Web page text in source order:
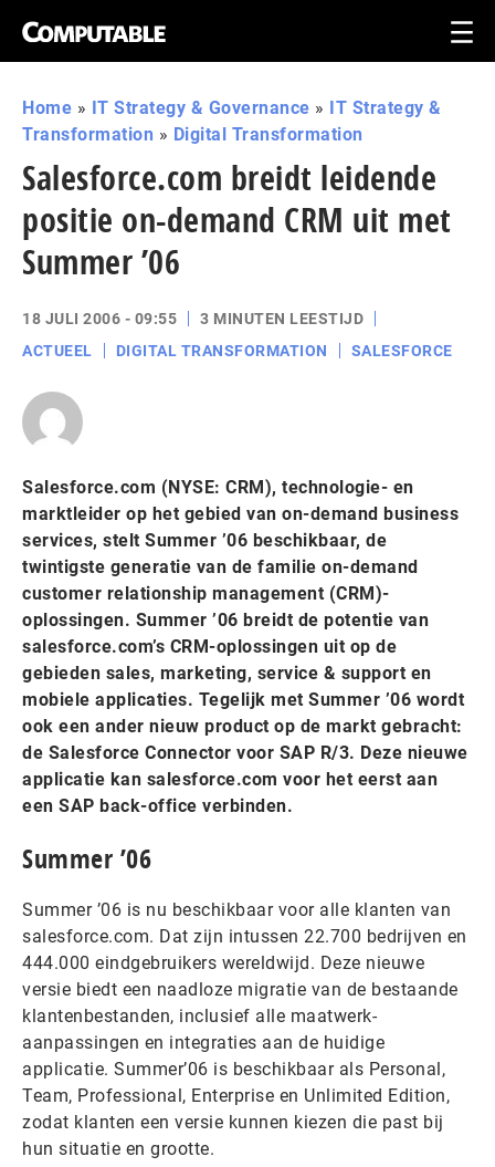
Home » IT Strategy & Governance » IT Strategy &
Transformation » Digital Transformation
Salesforce.com breidt leidende
positie on-demand CRM uit met
Summer ’06
18 JULI 2006 - 09:55
3 MINUTEN LEESTIJD
ACTUEEL
DIGITAL TRANSFORMATION SALESFORCE
Salesforce.com (NYSE: CRM), technologie- en
marktleider op het gebied van on-demand business
services, stelt Summer ’06 beschikbaar, de
twintigste generatie van de familie on-demand
customer relationship management (CRM)-
oplossingen. Summer ’06 breidt de potentie van
salesforce.com’s CRM-oplossingen uit op de
gebieden sales, marketing, service & support en
mobiele applicaties. Tegelijk met Summer ’06 wordt
ook een ander nieuw product op de markt gebracht:
de Salesforce Connector voor SAP R/3. Deze nieuwe
applicatie kan salesforce.com voor het eerst aan
een SAP back-office verbinden.
Summer ’06
Summer ’06 is nu beschikbaar voor alle klanten van
salesforce.com. Dat zijn intussen 22.700 bedrijven en
444.000 eindgebruikers wereldwijd. Deze nieuwe
versie biedt een naadloze migratie van de bestaande
klantenbestanden, inclusief alle maatwerk-
aanpassingen en integraties aan de huidige
applicatie. Summer’06 is beschikbaar als Personal,
Team, Professional, Enterprise en Unlimited Edition,
zodat klanten een versie kunnen kiezen die past bij
hun situatie en grootte.